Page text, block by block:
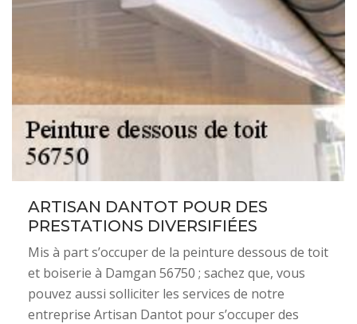
ARTISAN DANTOT POUR DES
PRESTATIONS DIVERSIFIÉES
Mis à part s’occuper de la peinture dessous de toit
et boiserie à Damgan 56750 ; sachez que, vous
pouvez aussi solliciter les services de notre
entreprise Artisan Dantot pour s’occuper des